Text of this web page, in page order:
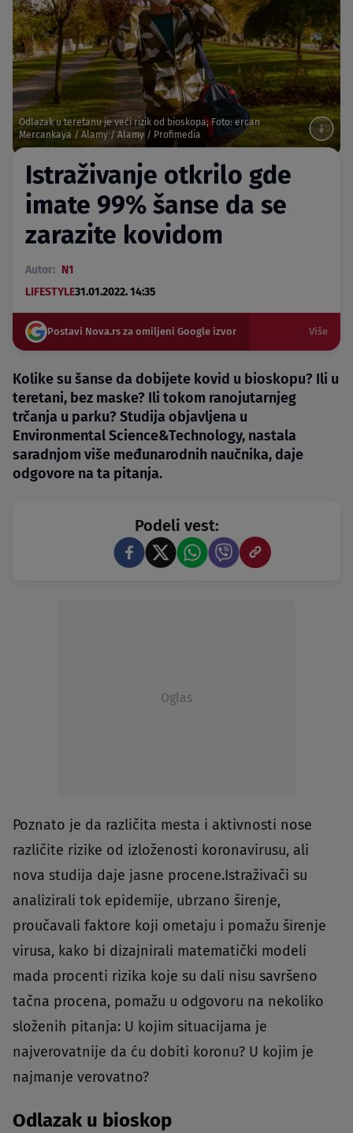
Odlazak u teretanu je veći rizik od bioskopa; Foto: ercan
Mercankaya / Alamy / Alamy / Profimedia
Istraživanje otkrilo gde
imate 99% šanse da se
zarazite kovidom
Autor: N1
LIFESTYLE31.01.2022. 14:35
Postavi Nova.rs za omiljeni Google izvor Više
Kolike su šanse da dobijete kovid u bioskopu? Ili u
teretani, bez maske? Ili tokom ranojutarnjeg
trčanja u parku? Studija objavljena u
Environmental Science&Technology, nastala
saradnjom više međunarodnih naučnika, daje
odgovore na ta pitanja.
Podeli vest:
Oglas
Poznato je da različita mesta i aktivnosti nose
različite rizike od izloženosti koronavirusu, ali
nova studija daje jasne procene.Istraživači su
analizirali tok epidemije, ubrzano širenje,
proučavali faktore koji ometaju i pomažu širenje
virusa, kako bi dizajnirali matematički modeli
mada procenti rizika koje su dali nisu savršeno
tačna procena, pomažu u odgovoru na nekoliko
složenih pitanja: U kojim situacijama je
najverovatnije da ću dobiti koronu? U kojim je
najmanje verovatno?
Odlazak u bioskop